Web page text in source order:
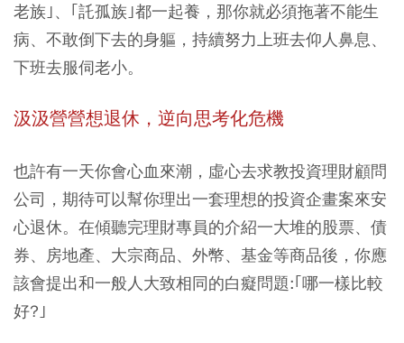
老族｣、｢託孤族｣都一起養，那你就必須拖著不能生
病、不敢倒下去的身軀，持續努力上班去仰人鼻息、
下班去服伺老小。
汲汲營營想退休，逆向思考化危機
也許有一天你會心血來潮，虛心去求教投資理財顧問
公司，期待可以幫你理出一套理想的投資企畫案來安
心退休。在傾聽完理財專員的介紹一大堆的股票、債
券、房地產、大宗商品、外幣、基金等商品後，你應
該會提出和一般人大致相同的白癡問題:｢哪一樣比較
好?｣